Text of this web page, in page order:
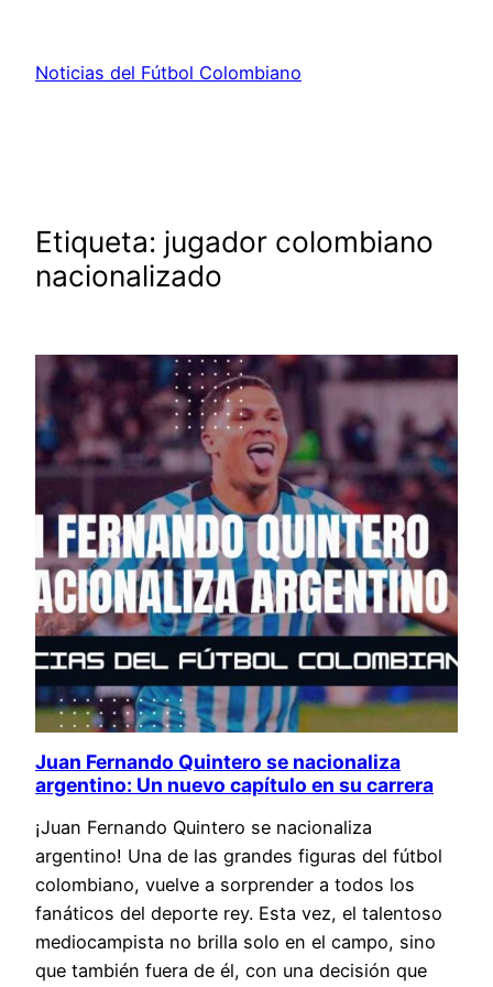
contenido
Noticias del Fútbol Colombiano
Etiqueta: jugador colombiano
nacionalizado
Juan Fernando Quintero se nacionaliza
argentino: Un nuevo capítulo en su carrera
¡Juan Fernando Quintero se nacionaliza
argentino! Una de las grandes figuras del fútbol
colombiano, vuelve a sorprender a todos los
fanáticos del deporte rey. Esta vez, el talentoso
mediocampista no brilla solo en el campo, sino
que también fuera de él, con una decisión que